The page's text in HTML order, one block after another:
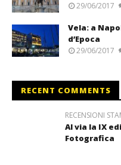
29/06/2017
Vela: a
d’Epoca
29/06/2017
RECENT COMMENTS
RECENSIONI
Al via la IX
Fotografica